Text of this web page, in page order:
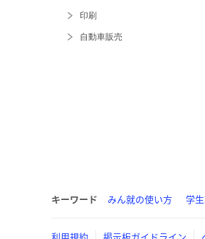
印刷
自動車販売
キーワード みん就の使い方 学